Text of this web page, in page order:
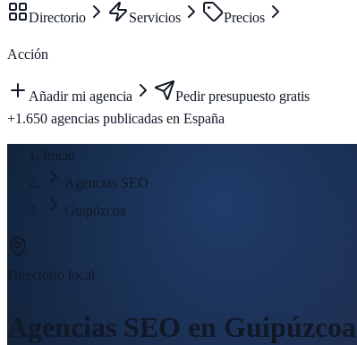
Directorio Servicios Precios
Acción
Añadir mi agencia
Pedir presupuesto gratis
+1.650 agencias publicadas en España
Inicio
Agencias SEO
Guipúzcoa
Directorio local
Agencias SEO en Guipúzcoa